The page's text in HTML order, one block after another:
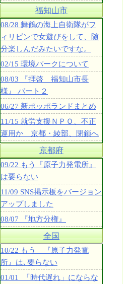
福知山市
08/28 舞鶴の海上自衛隊がフ
ィリピンで女遊びをして、随
分楽しんだみたいですな。
02/15 環境パークについて
08/03 『拝啓 福知山市長
様』 パート２
06/27 新ポッポランドまとめ
11/15 就労支援ＮＰＯ、不正
運用か 京都・綾部、閉鎖へ
京都府
09/22 もう『原子力発電所』
は要らない
11/09 SNS掲示板をバージョン
アップしました
08/07 『地方分権』
全国
10/22 もう 『原子力発電
所』は､要らない
01/01 「時代遅れ」にならな